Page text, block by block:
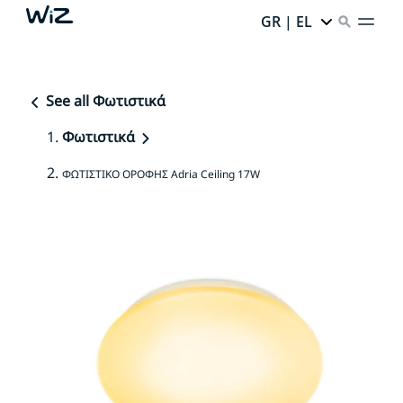
GR | EL
See all Φωτιστικά
Φωτιστικά
ΦΩΤΙΣΤΙΚΟ ΟΡΟΦΗΣ Adria Ceiling 17W